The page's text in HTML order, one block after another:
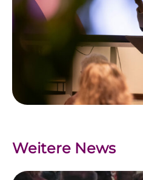
Weitere News